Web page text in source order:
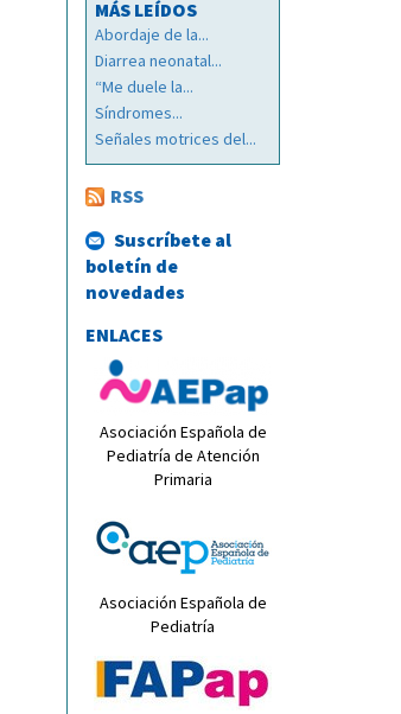
MÁS LEÍDOS
Abordaje de la...
Diarrea neonatal...
“Me duele la...
Síndromes...
Señales motrices del...
RSS
Suscríbete al
boletín de
novedades
ENLACES
Asociación Española de
Pediatría de Atención
Primaria
Asociación Española de
Pediatría